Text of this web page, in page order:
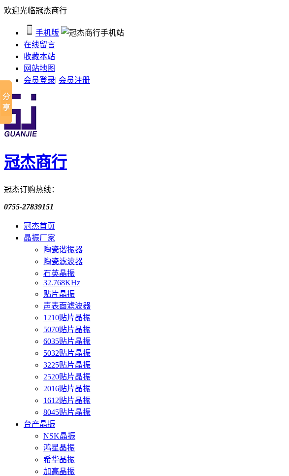
欢迎光临冠杰商行
手机版
在线留言
收藏本站
网站地图
会员登录| 会员注册
冠杰商行
冠杰订购热线：
0755-27839151
冠杰首页
晶振厂家
陶瓷谐振器
陶瓷滤波器
石英晶振
32.768KHz
贴片晶振
声表面滤波器
1210贴片晶振
5070贴片晶振
6035贴片晶振
5032贴片晶振
3225贴片晶振
2520贴片晶振
2016贴片晶振
1612贴片晶振
8045贴片晶振
台产晶振
NSK晶振
鸿星晶振
希华晶振
加高晶振